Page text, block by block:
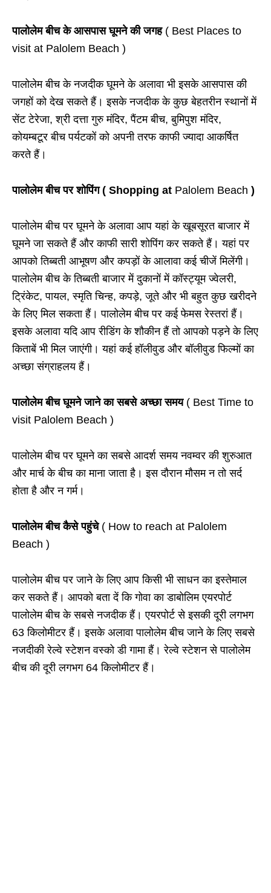
पालोलेम बीच के आसपास घूमने की जगह ( Best Places to
visit at Palolem Beach )
पालोलेम बीच के नजदीक घूमने के अलावा भी इसके आसपास की
जगहों को देख सकते हैं। इसके नजदीक के कुछ बेहतरीन स्थानों में
सेंट टेरेजा,श्री दत्ता गुरु मंदिर,पैंटम बीच,बुमिपुश मंदिर,
कोयम्बटूर बीच पर्यटकों को अपनी तरफ काफी ज्यादा आकर्षित
करते हैं।
पालोलेम बीच पर शोपिंग ( Shopping at Palolem Beach )
पालोलेम बीच पर घूमने के अलावा आप यहां के खूबसूरत बाजार में
घूमने जा सकते हैं और काफी सारी शोपिंग कर सकते हैं। यहां पर
आपको तिब्बती आभूषण और कपड़ों के आलावा कई चीजें मिलेंगी।
पालोलेम बीच के तिब्बती बाजार में दुकानों में कॉस्ट्यूम ज्वेलरी,
ट्रिंकेट,पायल,स्मृति चिन्ह,कपड़े,जूते और भी बहुत कुछ खरीदने
के लिए मिल सकता हैं। पालोलेम बीच पर कई फेमस रेस्तरां हैं।
इसके अलावा यदि आप रीडिंग के शौकीन हैं तो आपको पड़ने के लिए
किताबें भी मिल जाएंगी। यहां कई हॉलीवुड और बॉलीवुड फिल्मों का
अच्छा संग्राहलय हैं।
पालोलेम बीच घूमने जाने का सबसे अच्छा समय ( Best Time to
visit Palolem Beach )
पालोलेम बीच पर घूमने का सबसे आदर्श समय नवम्वर की शुरुआत
और मार्च के बीच का माना जाता है। इस दौरान मौसम न तो सर्द
होता है और न गर्म।
पालोलेम बीच कैसे पहुंचे ( How to reach at Palolem
Beach )
पालोलेम बीच पर जाने के लिए आप किसी भी साधन का इस्तेमाल
कर सकते हैं। आपको बता दें कि गोवा का डाबोलिम एयरपोर्ट
पालोलेम बीच के सबसे नजदीक हैं। एयरपोर्ट से इसकी दूरी लगभग
63 किलोमीटर हैं। इसके अलावा पालोलेम बीच जाने के लिए सबसे
नजदीकी रेल्वे स्टेशन वस्को डी गामा हैं। रेल्वे स्टेशन से पालोलेम
बीच की दूरी लगभग 64 किलोमीटर हैं।